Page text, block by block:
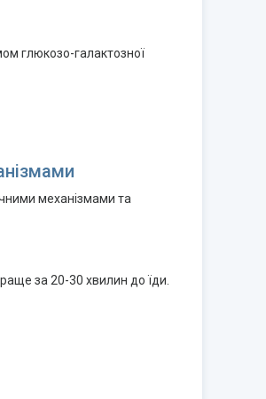
глюкозо-галактозної
механізмами та
за 20-30 хвилин до їди.